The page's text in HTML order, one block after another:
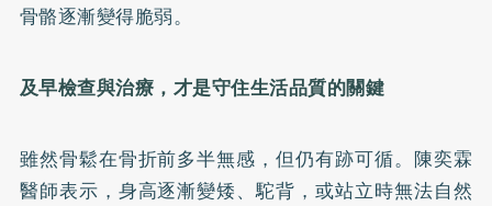
骨骼逐漸變得脆弱。
及早檢查與治療，才是守住生活品質的關鍵
雖然骨鬆在骨折前多半無感，但仍有跡可循。陳奕霖
醫師表示，身高逐漸變矮、駝背，或站立時無法自然